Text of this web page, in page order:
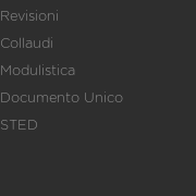
Revisioni
Collaudi
Modulistica
Documento Unico
STED